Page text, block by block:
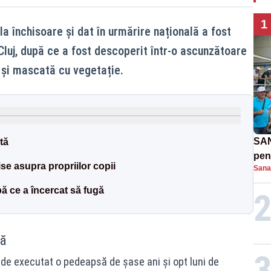
închisoare și dat în urmărire națională a fost
după ce a fost descoperit într-o ascunzătoare
mascată cu vegetație.
asupra propriilor copii
ce a încercat să fugă
executat o pedeapsă de șase ani și opt luni de
1
2